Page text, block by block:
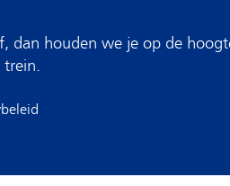
dan houden we je op de
trein.